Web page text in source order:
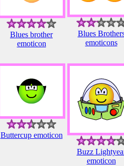
Blues brother
emoticon
Blues
emoticons
Buttercup emoticon
Buzz
emoticon